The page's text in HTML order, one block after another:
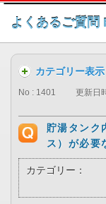
よくあるご質問
カテゴリー表示
No : 1401 更新日
貯湯タンク
ス）が必要
カテゴリー：